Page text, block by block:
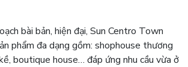
bài bản, hiện đại, Sun Centro Town
phẩm đa dạng gồm: shophouse thương
boutique house… đáp ứng nhu cầu vừa ở